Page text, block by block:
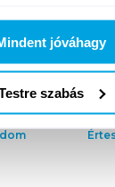
jóváhagy
szabás